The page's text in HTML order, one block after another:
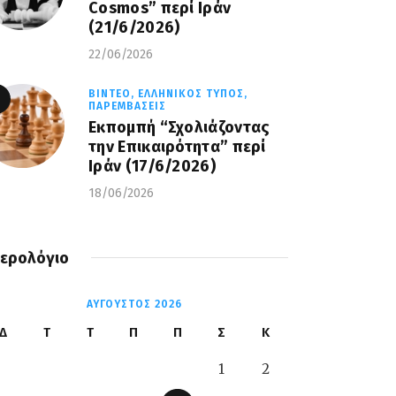
Cosmos” περί Ιράν
(21/6/2026)
22/06/2026
ΒΊΝΤΕΟ, ΕΛΛΗΝΙΚΌΣ ΤΎΠΟΣ,
ΠΑΡΕΜΒΆΣΕΙΣ
Εκπομπή “Σχολιάζοντας
την Επικαιρότητα” περί
Ιράν (17/6/2026)
18/06/2026
ΑΎΓΟΥΣΤΟΣ 2026
Τ Τ Π Π Σ Κ
1 2